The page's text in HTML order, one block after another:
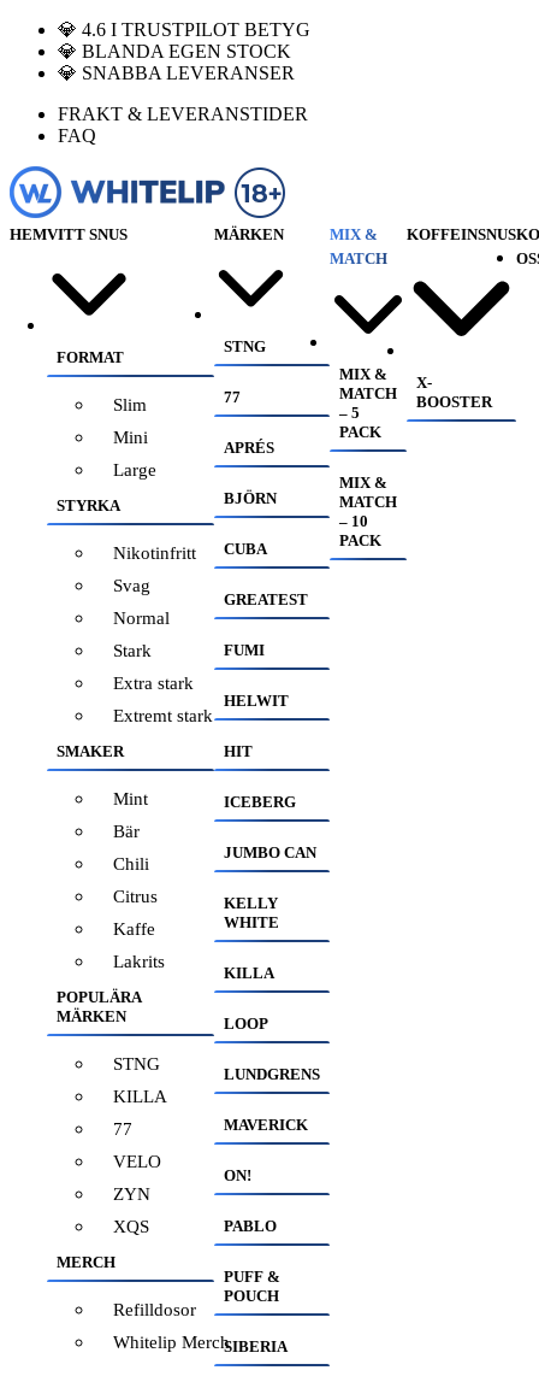
💎 4.6 I TRUSTPILOT BETYG
💎 BLANDA EGEN STOCK
💎 SNABBA LEVERANSER
FRAKT & LEVERANSTIDER
FAQ
HEMVITT SNUS
FORMAT
Slim
Mini
Large
STYRKA
Nikotinfritt
Svag
Normal
Stark
Extra stark
Extremt stark
SMAKER
Mint
Bär
Chili
Citrus
Kaffe
Lakrits
POPULÄRA
MÄRKEN
STNG
KILLA
77
VELO
ZYN
XQS
MERCH
Refilldosor
Whitelip Merch
MÄRKEN
STNG
77
APRÉS
BJÖRN
CUBA
GREATEST
FUMI
HELWIT
HIT
ICEBERG
JUMBO CAN
KELLY
WHITE
KILLA
LOOP
LUNDGRENS
MAVERICK
ON!
PABLO
PUFF &
POUCH
SIBERIA
MIX &
MATCH
MIX &
MATCH
– 5
PACK
MIX &
MATCH
– 10
PACK
KOFFEINSNUS
X-
BOOSTER